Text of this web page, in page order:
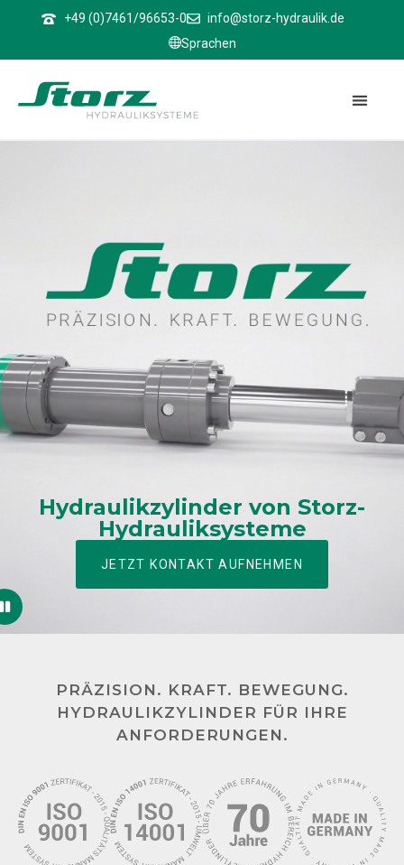
+49 (0)7461/96653-0
info@storz-hydraulik.de
Sprachen
Hydraulikzylinder von Storz-
Hydrauliksysteme
JETZT KONTAKT AUFNEHMEN
PRÄZISION. KRAFT. BEWEGUNG.
HYDRAULIKZYLINDER FÜR IHRE
ANFORDERUNGEN.